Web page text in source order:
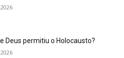
Deus permitiu o Holocausto?